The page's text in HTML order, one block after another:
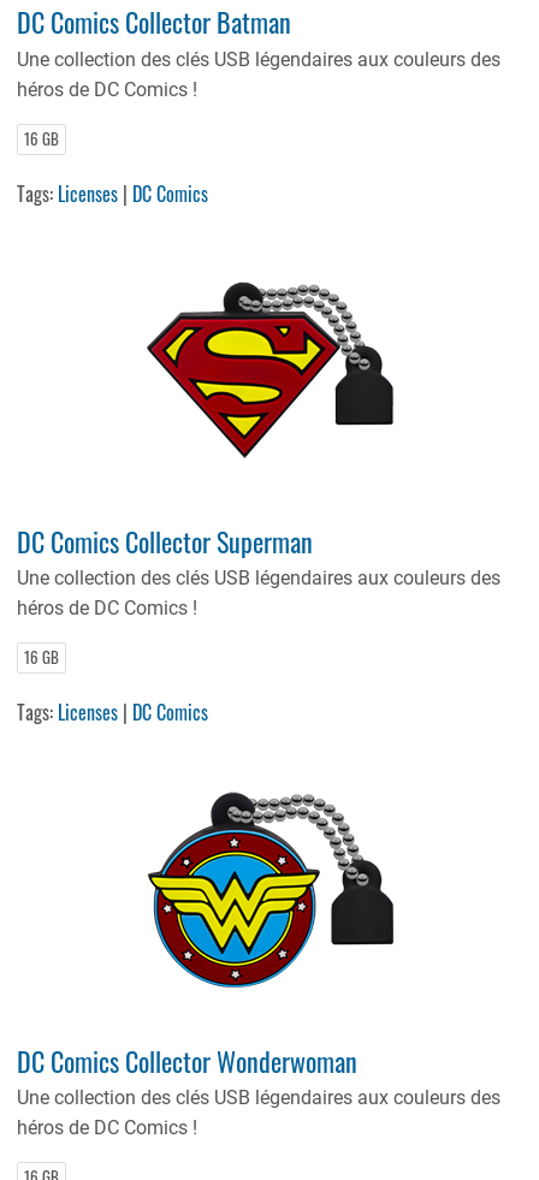
DC Comics Collector Batman
Une collection des clés USB légendaires aux couleurs des
héros de DC Comics !
16 GB
Tags: Licenses | DC Comics
DC Comics Collector Superman
Une collection des clés USB légendaires aux couleurs des
héros de DC Comics !
16 GB
Tags: Licenses | DC Comics
DC Comics Collector Wonderwoman
Une collection des clés USB légendaires aux couleurs des
héros de DC Comics !